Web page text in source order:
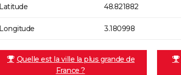
Latitude 48.821882
Longitude 3.180998
Quelle est la ville la plus grande de
France ?